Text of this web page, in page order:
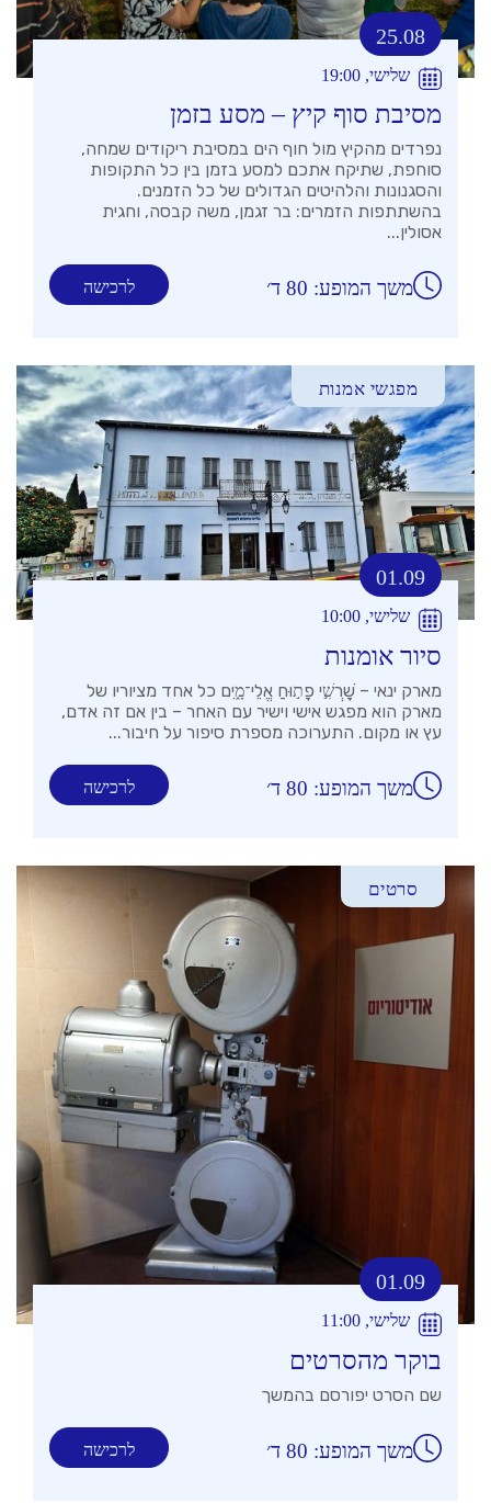
25.08
שלישי, 19:00
מסיבת סוף קיץ – מסע בזמן
נפרדים מהקיץ מול חוף הים במסיבת ריקודים שמחה,
סוחפת, שתיקח אתכם למסע בזמן בין כל התקופות
והסגנונות והלהיטים הגדולים של כל הזמנים.
בהשתתפות הזמרים: בר זגמן, משה קבסה, וחגית
אסולין...
לרכישה משך המופע: 80 ד׳
מפגשי אמנות
01.09
שלישי, 10:00
סיור אומנות
מארק ינאי – שׇׁרְשִׁ֣י פָת֣וּחַ אֱלֵי־מָ֑יִם כל אחד מציוריו של
מארק הוא מפגש אישי וישיר עם האחר – בין אם זה אדם,
עץ או מקום. התערוכה מספרת סיפור על חיבור...
לרכישה משך המופע: 80 ד׳
סרטים
01.09
שלישי, 11:00
בוקר מהסרטים
שם הסרט יפורסם בהמשך
לרכישה משך המופע: 80 ד׳